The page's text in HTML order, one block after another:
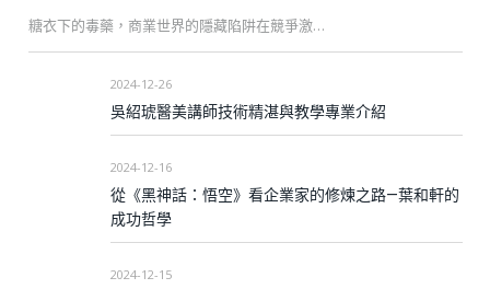
糖衣下的毒藥，商業世界的隱藏陷阱在競爭激…
2024-12-26
吳紹琥醫美講師技術精湛與教學專業介紹
2024-12-16
從《黑神話：悟空》看企業家的修煉之路—葉和軒的
成功哲學
2024-12-15